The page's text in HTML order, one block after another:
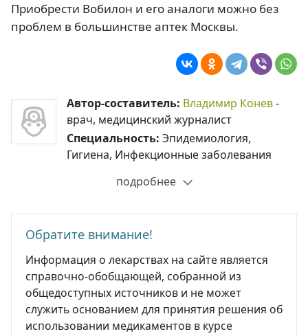
Приобрести Вобилон и его аналоги можно без
проблем в большинстве аптек Москвы.
Автор-составитель: Владимир Конев-
врач, медицинский журналист
Специальность: Эпидемиология,
Гигиена, Инфекционные заболевания
подробнее
Обратите внимание!
Информация о лекарствах на сайте является
справочно-обобщающей, собранной из
общедоступных источников и не может
служить основанием для принятия решения об
использовании медикаментов в курсе